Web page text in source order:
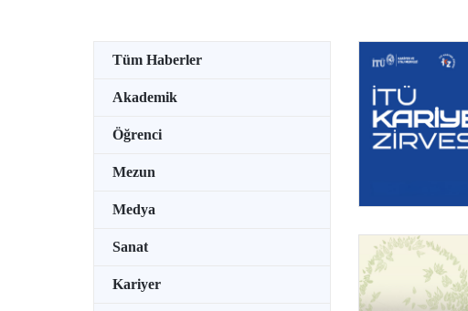
Tüm Haberler
Akademik
Öğrenci
Mezun
Medya
Sanat
Kariyer